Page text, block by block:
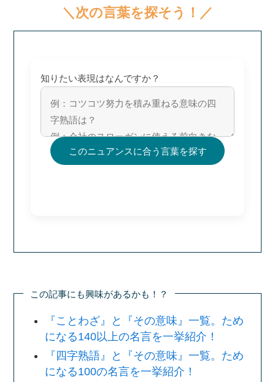
＼次の言葉を探そう！／
知りたい表現はなんですか？
このニュアンスに合う言葉を探す
この記事にも興味があるかも！？
『ことわざ』と『その意味』一覧。ため
になる140以上の名言を一挙紹介！
『四字熟語』と『その意味』一覧。ため
になる100の名言を一挙紹介！